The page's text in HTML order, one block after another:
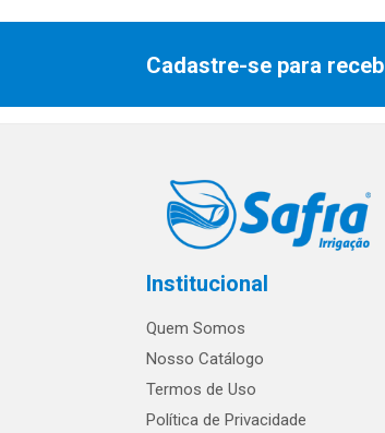
Cadastre-se para
Institucional
Quem Somos
Nosso Catálogo
Termos de Uso
Política de Privacidade